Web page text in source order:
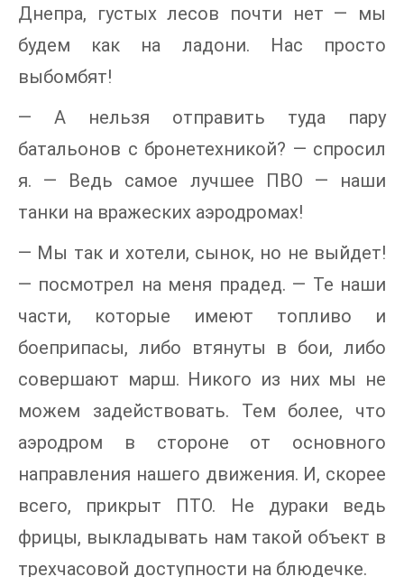
Днепра, густых лесов почти нет — мы
будем как на ладони. Нас просто
выбомбят!
— А нельзя отправить туда пару
батальонов с бронетехникой? — спросил
я. — Ведь самое лучшее ПВО — наши
танки на вражеских аэродромах!
— Мы так и хотели, сынок, но не выйдет!
— посмотрел на меня прадед. — Те наши
части, которые имеют топливо и
боеприпасы, либо втянуты в бои, либо
совершают марш. Никого из них мы не
можем задействовать. Тем более, что
аэродром в стороне от основного
направления нашего движения. И, скорее
всего, прикрыт ПТО. Не дураки ведь
фрицы, выкладывать нам такой объект в
трехчасовой доступности на блюдечке.